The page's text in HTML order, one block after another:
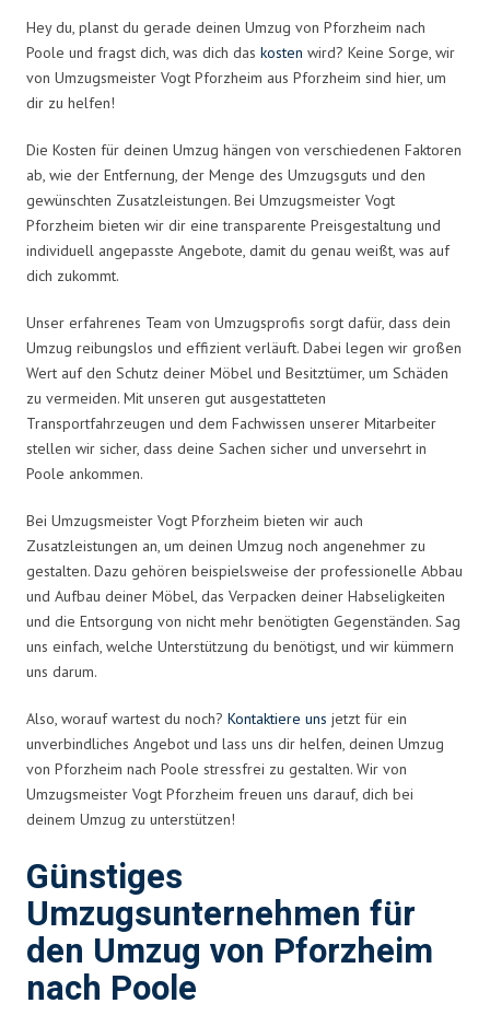
Hey du, planst du gerade deinen Umzug von Pforzheim nach
Poole und fragst dich, was dich das kosten wird? Keine Sorge, wir
von Umzugsmeister Vogt Pforzheim aus Pforzheim sind hier, um
dir zu helfen!
Die Kosten für deinen Umzug hängen von verschiedenen Faktoren
ab, wie der Entfernung, der Menge des Umzugsguts und den
gewünschten Zusatzleistungen. Bei Umzugsmeister Vogt
Pforzheim bieten wir dir eine transparente Preisgestaltung und
individuell angepasste Angebote, damit du genau weißt, was auf
dich zukommt.
Unser erfahrenes Team von Umzugsprofis sorgt dafür, dass dein
Umzug reibungslos und effizient verläuft. Dabei legen wir großen
Wert auf den Schutz deiner Möbel und Besitztümer, um Schäden
zu vermeiden. Mit unseren gut ausgestatteten
Transportfahrzeugen und dem Fachwissen unserer Mitarbeiter
stellen wir sicher, dass deine Sachen sicher und unversehrt in
Poole ankommen.
Bei Umzugsmeister Vogt Pforzheim bieten wir auch
Zusatzleistungen an, um deinen Umzug noch angenehmer zu
gestalten. Dazu gehören beispielsweise der professionelle Abbau
und Aufbau deiner Möbel, das Verpacken deiner Habseligkeiten
und die Entsorgung von nicht mehr benötigten Gegenständen. Sag
uns einfach, welche Unterstützung du benötigst, und wir kümmern
uns darum.
Also, worauf wartest du noch? Kontaktiere uns jetzt für ein
unverbindliches Angebot und lass uns dir helfen, deinen Umzug
von Pforzheim nach Poole stressfrei zu gestalten. Wir von
Umzugsmeister Vogt Pforzheim freuen uns darauf, dich bei
deinem Umzug zu unterstützen!
Günstiges
Umzugsunternehmen für
den Umzug von Pforzheim
nach Poole